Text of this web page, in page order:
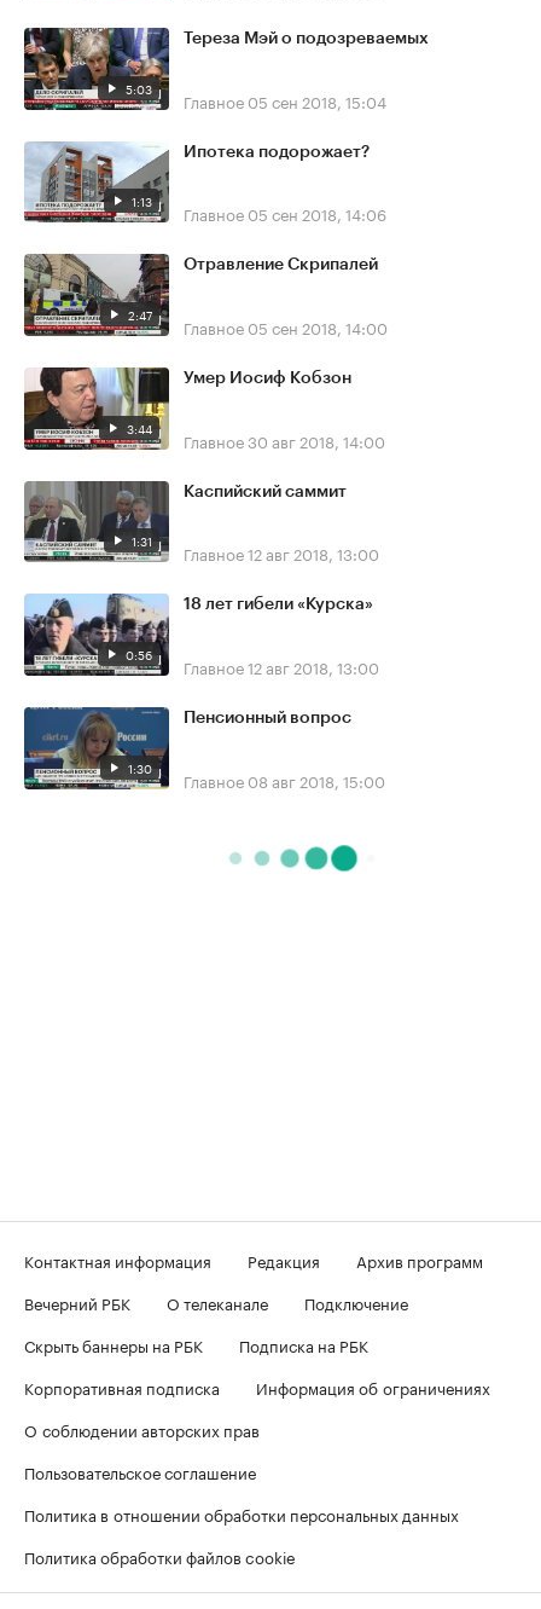
5:03
Тереза Мэй о подозреваемых
Главное 05 сен 2018, 15:04
1:13
Ипотека подорожает?
Главное 05 сен 2018, 14:06
2:47
Отравление Скрипалей
Главное 05 сен 2018, 14:00
3:44
Умер Иосиф Кобзон
Главное30 авг 2018, 14:00
1:31
Каспийский саммит
Главное12 авг 2018, 13:00
0:56
18 лет гибели «Курска»
Главное12 авг 2018, 13:00
1:30
Пенсионный вопрос
Главное 08 авг 2018, 15:00
Контактная информация Редакция
Архив программ
Вечерний РБК
О телеканале
Подключение
Скрыть баннеры на РБК
Подписка на РБК
Корпоративная подписка
Информация об ограничениях
О соблюдении авторских прав
Пользовательское соглашение
Политика в отношении обработки персональных данных
Политика обработки файлов cookie